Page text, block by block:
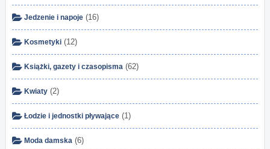
Jedzenie i napoje (16)
Kosmetyki (12)
Książki, gazety i czasopisma (62)
Kwiaty (2)
Łodzie i jednostki pływające (1)
Moda damska (6)